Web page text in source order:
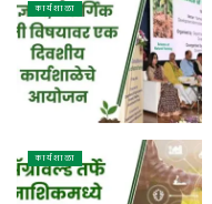
कार्यशाळा
कार्यशाळा